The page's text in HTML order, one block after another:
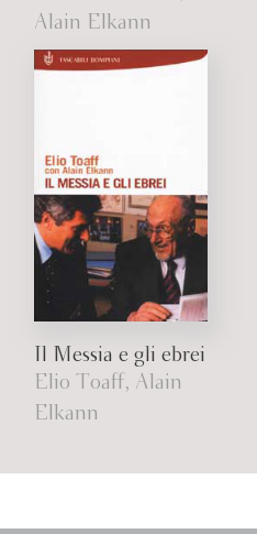
Alain Elkann
Il Messia e gli ebrei
Elio Toaff, Alain
Elkann